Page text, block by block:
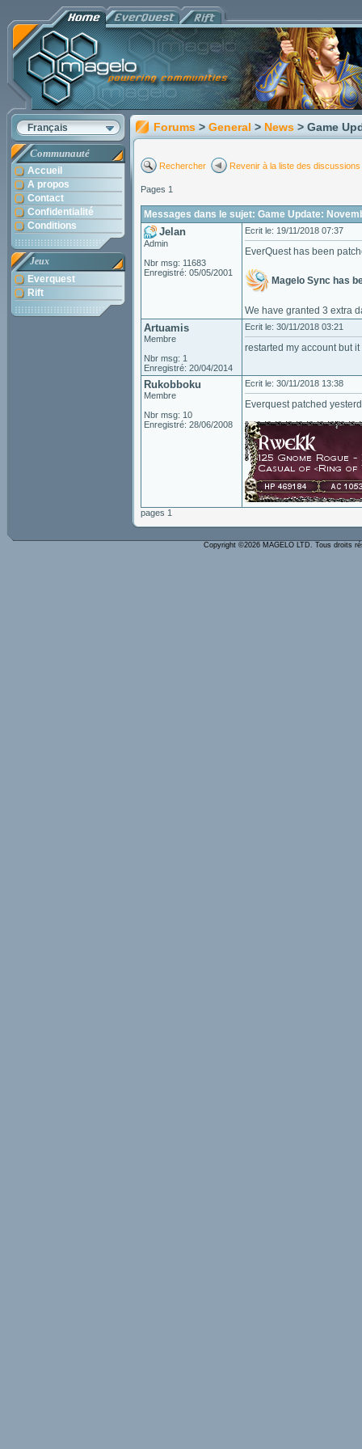
Français
Communauté
Accueil
A propos
Contact
Confidentialité
Conditions
Jeux
Everquest
Rift
Forums > General > News > Game
Rechercher Revenir à la liste des discussions
Pages 1
Messages dans le sujet: Game Update:
Jelan
Admin
Nbr msg: 11683
Enregistré: 05/05/2001
Ecrit le: 19/11/2018 07:37
EverQuest has been
Magelo Sync has
We have granted 3 extra
Artuamis
Membre
Nbr msg: 1
Enregistré: 20/04/2014
Ecrit le: 30/11/2018 03:21
restarted my account but
Rukobboku
Membre
Nbr msg: 10
Enregistré: 28/06/2008
Ecrit le: 30/11/2018 13:38
Everquest patched
pages 1
Copyright ©2026 MAGELO LTD. Tous droits